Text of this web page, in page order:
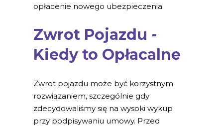
opłacenie nowego ubezpieczenia.
Zwrot Pojazdu -
Kiedy to Opłacalne
Zwrot pojazdu może być korzystnym
rozwiązaniem, szczególnie gdy
zdecydowaliśmy się na wysoki wykup
przy podpisywaniu umowy. Przed